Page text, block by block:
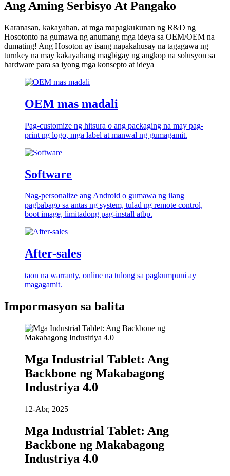
Ang Aming Serbisyo At Pangako
Karanasan, kakayahan, at mga mapagkukunan ng R&D ng
Hosotonto na gumawa ng anumang mga ideya sa OEM/OEM na
dumating! Ang Hosoton ay isang napakahusay na tagagawa ng
turnkey na may kakayahang magbigay ng angkop na solusyon sa
hardware para sa iyong mga konsepto at ideya
OEM mas madali
Pag-customize ng hitsura o ang packaging na may pag-
print ng logo, mga label at manwal ng gumagamit.
Software
Nag-personalize ang Android o gumawa ng ilang
pagbabago sa antas ng system, tulad ng remote control,
boot image, limitadong pag-install atbp.
After-sales
taon na warranty, online na tulong sa pagkumpuni ay
magagamit.
Impormasyon sa balita
Mga Industrial Tablet: Ang
Backbone ng Makabagong
Industriya 4.0
12-Abr, 2025
Mga Industrial Tablet: Ang
Backbone ng Makabagong
Industriya 4.0